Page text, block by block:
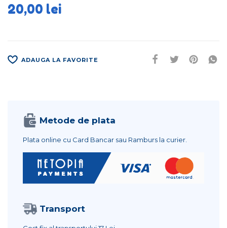
20,00 lei
ADAUGA LA FAVORITE
Metode de plata
Plata online cu Card Bancar sau Ramburs la curier.
Transport